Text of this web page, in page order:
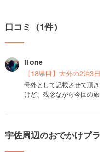
口コミ（1件）
lilone
【18県目】大分の2泊3
号外として記載させて頂
けど、残念ながら今回の旅
宇佐周辺のおでかけプ